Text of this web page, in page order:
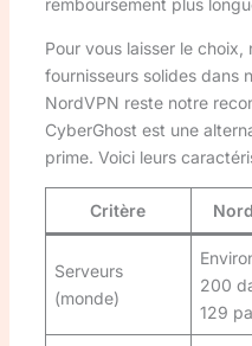
remboursement plus
Pour vous laisser le
fournisseurs solides dans
NordVPN reste notre
CyberGhost est une
prime. Voici leurs
Critère
Serveurs
(monde)
200
129